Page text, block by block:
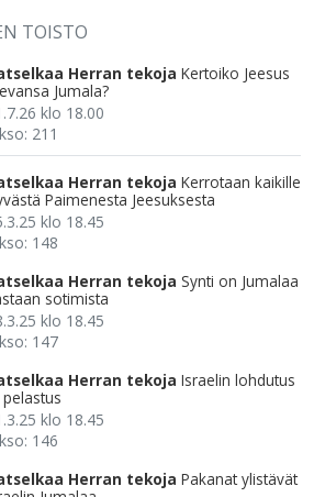
TOISTO
Herran tekoja Kertoiko Jeesus
Jumala?
klo 18.00
211
Herran tekoja Kerrotaan kaikille
Paimenesta Jeesuksesta
klo 18.45
148
Herran tekoja Synti on Jumalaa
sotimista
klo 18.45
147
Herran tekoja Israelin lohdutus
klo 18.45
146
Herran tekoja Pakanat ylistävät